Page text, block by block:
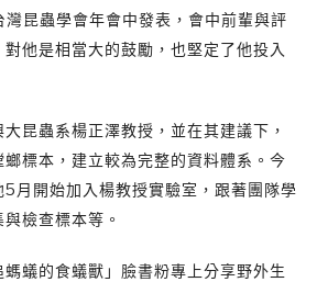
昆蟲學會年會中發表，會中前輩與評
他是相當大的鼓勵，也堅定了他投入
昆蟲系楊正澤教授，並在其建議下，
標本，建立較為完整的資料體系。今
月開始加入楊教授實驗室，跟著團隊學
檢查標本等。
蟻的食蟻獸」臉書粉專上分享野外生